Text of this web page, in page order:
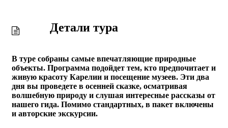
Детали тура
В туре собраны самые впечатляющие природные
объекты. Программа подойдет тем, кто предпочитает и
живую красоту Карелии и посещение музеев. Эти два
дня вы проведете в осенней сказке, осматривая
волшебную природу и слушая интересные рассказы от
нашего гида. Помимо стандартных, в пакет включены
и авторские экскурсии.